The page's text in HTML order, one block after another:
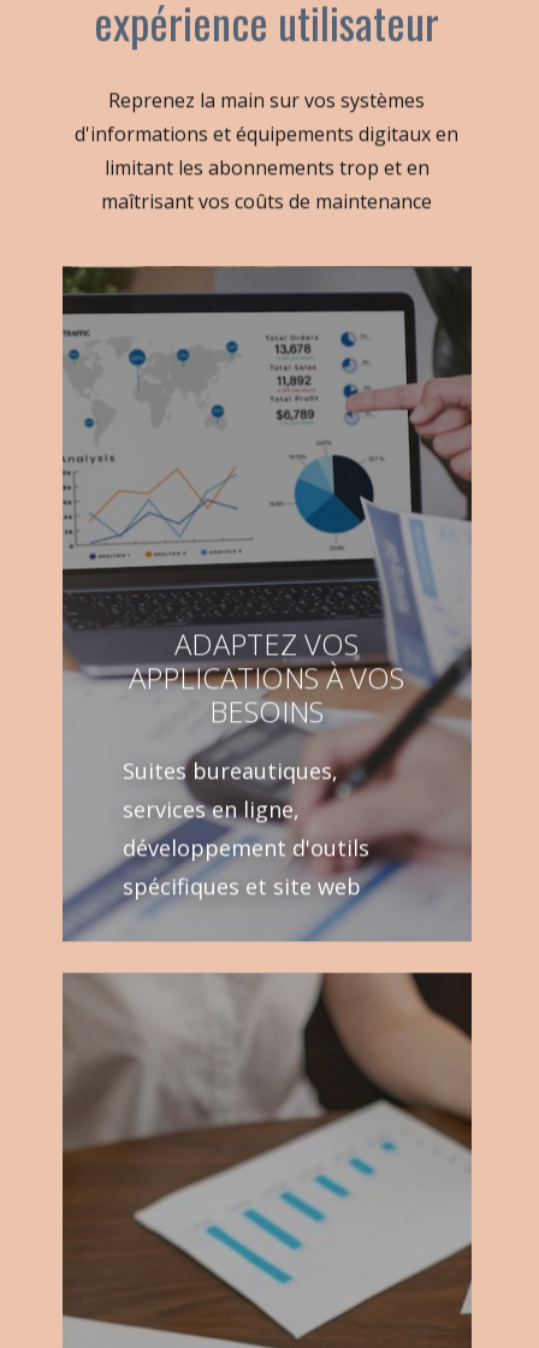
Reprenez la main sur vos systèmes
d'informations et équipements digitaux en
limitant les abonnements trop et en
maîtrisant vos coûts de maintenance
ADAPTEZ VOS
APPLICATIONS À VOS
BESOINS
Suites bureautiques,
services en ligne,
développement d'outils
spécifiques et site web